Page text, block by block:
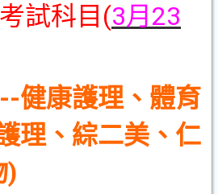
試科目(3月23
健康護理、體育
理、綜二美、仁
)